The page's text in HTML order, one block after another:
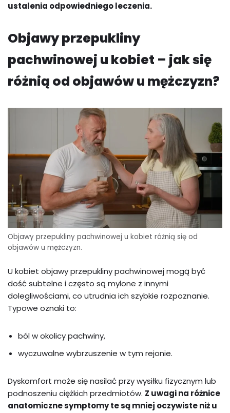
ustalenia odpowiedniego leczenia.
Objawy przepukliny
pachwinowej u kobiet – jak się
różnią od objawów u mężczyzn?
Objawy przepukliny pachwinowej u kobiet różnią się od
objawów u mężczyzn.
U kobiet objawy przepukliny pachwinowej mogą być
dość subtelne i często są mylone z innymi
dolegliwościami, co utrudnia ich szybkie rozpoznanie.
Typowe oznaki to:
ból w okolicy pachwiny,
wyczuwalne wybrzuszenie w tym rejonie.
Dyskomfort może się nasilać przy wysiłku fizycznym lub
podnoszeniu ciężkich przedmiotów. Z uwagi na różnice
anatomiczne symptomy te są mniej oczywiste niż u